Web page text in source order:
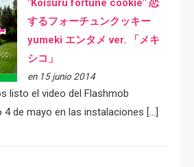
"Koisuru fortune cookie" 恋
するフォーチュンクッキー
yumeki エンタメ ver. 「メキ
シコ」
en 15 junio 2014
listo el video del Flashmob
de mayo en las instalaciones […]